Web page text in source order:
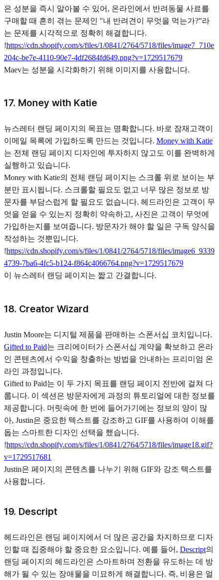
은 성분을 즉시 알아볼 수 있어, 온라인에서 반려동물 사료를
구매할 때 흔히 겪는 문제인 "내 반려견이 무엇을 먹는가?”라
는 문제를 시각적으로 정확히 해결합니다.
!https://cdn.shopify.com/s/files/1/0841/2764/5718/files/image7_710e
204c-be7e-4110-90e7-4df2684fd649.png?v=1729517679
Maev는 성분을 시각화하기 위해 이미지를 사용합니다.
17. Money with Katie
뉴스레터 랜딩 페이지의 목표는 명확합니다. 바로 잠재고객이
이메일 목록에 가입하도록 만드는 것입니다. Money with Katie
는 전체 랜딩 페이지 디자인에 투자하지 않고도 이를 완벽하게
실행하고 있습니다.
Money with Katie의 전체 랜딩 페이지는 스크롤 위로 보이는 부
분만 표시됩니다. 스크롤할 필요도 없고 너무 많은 정보로 방
문자를 부담스럽게 할 필요도 없습니다. 헤드라인은 고객이 무
엇을 얻을 수 있는지 정확히 약속하고, 사진은 고객이 무엇에
가입하는지를 보여줍니다. 방문자가 해야 할 일은 구독 양식을
작성하는 것뿐입니다.
!https://cdn.shopify.com/s/files/1/0841/2764/5718/files/image6_9339
4739-7ba6-4fc5-b124-f864c4066764.png?v=1729517679
이 뉴스레터 랜딩 페이지는 짧고 간결합니다.
18. Creator Wizard
Justin Moore는 디지털 제품을 판매하는 스폰서십 코치입니다.
Gifted to Paid는 크리에이터가 스폰서십 계약을 확보하고 온라
인 콘텐츠에서 수익을 창출하는 방법을 안내하는 프리미엄 온
라인 과정입니다.
Gifted to Paid는 이 두 가지 목표를 랜딩 페이지 전반에 걸쳐 다
룹니다. 이 섹션은 방문자에게 과정의 튜토리얼에 대한 정보를
제공합니다. 머릿속에 한 번에 들어가기에는 정보의 양이 많
아, Justin은 중요한 텍스트를 강조하고 GIF를 사용하여 이해를
돕는 스마트한 디자인 선택을 했습니다.
!https://cdn.shopify.com/s/files/1/0841/2764/5718/files/image18.gif?
v=1729517681
Justin은 페이지의 콘텐츠를 나누기 위해 GIF와 강조 텍스트를
사용합니다.
19. Descript
헤드라인은 랜딩 페이지에서 더 많은 공간을 차지하므로 디자
인할 때 집중해야 할 중요한 요소입니다. 예를 들어, Descript의
랜딩 페이지의 헤드라인은 스마트하며 전환을 유도하는 데 방
해가 될 수 있는 장애물을 미묘하게 해결합니다. 즉, 비용은 얼